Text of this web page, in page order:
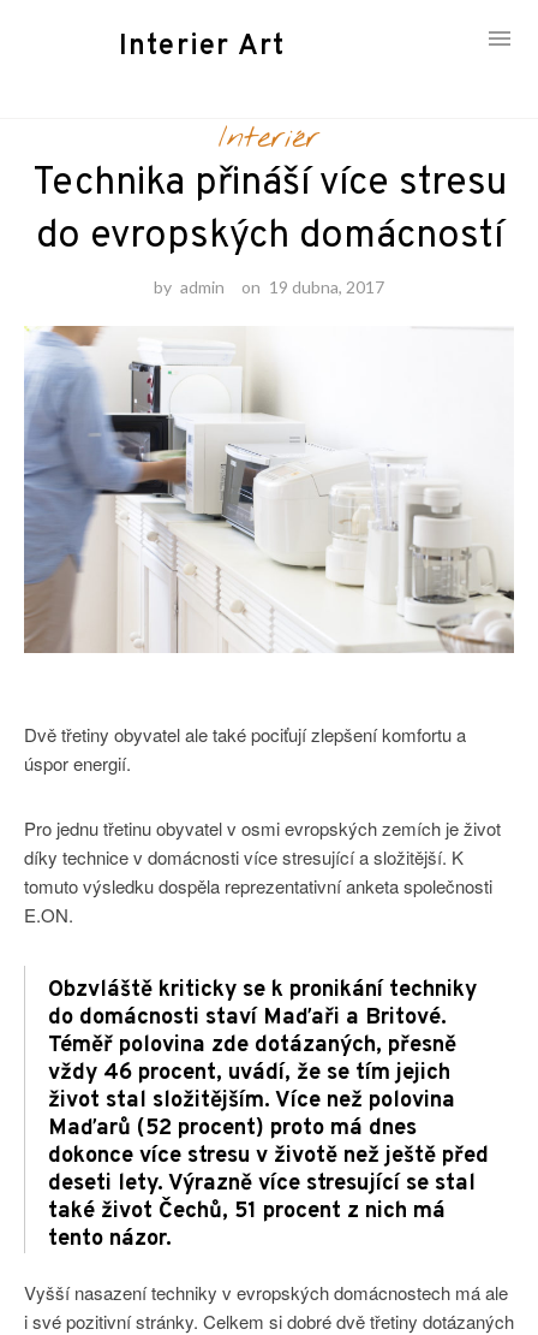
content
Interier Art
Interiér
Technika přináší více stresu
do evropských domácností
by admin on 19 dubna, 2017
Dvě třetiny obyvatel ale také pociťují zlepšení komfortu a
úspor energií.
Pro jednu třetinu obyvatel v osmi evropských zemích je život
díky technice v domácnosti více stresující a složitější. K
tomuto výsledku dospěla reprezentativní anketa společnosti
E.ON.
Obzvláště kriticky se k pronikání techniky
do domácnosti staví Maďaři a Britové.
Téměř polovina zde dotázaných, přesně
vždy 46 procent, uvádí, že se tím jejich
život stal složitějším. Více než polovina
Maďarů (52 procent) proto má dnes
dokonce více stresu v životě než ještě před
deseti lety. Výrazně více stresující se stal
také život Čechů, 51 procent z nich má
tento názor.
Vyšší nasazení techniky v evropských domácnostech má ale
i své pozitivní stránky. Celkem si dobré dvě třetiny dotázaných